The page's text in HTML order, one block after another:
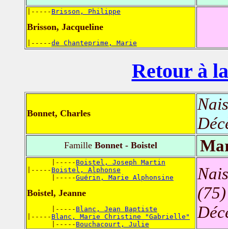
|----- Brisson, Philippe
Brisson, Jacqueline
|-----de Chanteprime, Marie
Retour à
Bonnet, Charles
Famille Bonnet - Boistel
      |-----
Boistel, Joseph Martin
|----- Boistel, Alphonse
      |-----
Guérin, Marie Alphonsine
Boistel, Jeanne
      |-----
Blanc, Jean Baptiste
|----- Blanc, Marie Christine "Gabrielle"
      |-----
Bouchacourt, Julie
(75)